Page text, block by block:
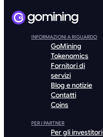
INFORMAZIONI A RIGUARDO
GoMining
Tokenomics
Fornitori di
servizi
Blog e notizie
Contatti
Coins
PER I PARTNER
Per gli investitori